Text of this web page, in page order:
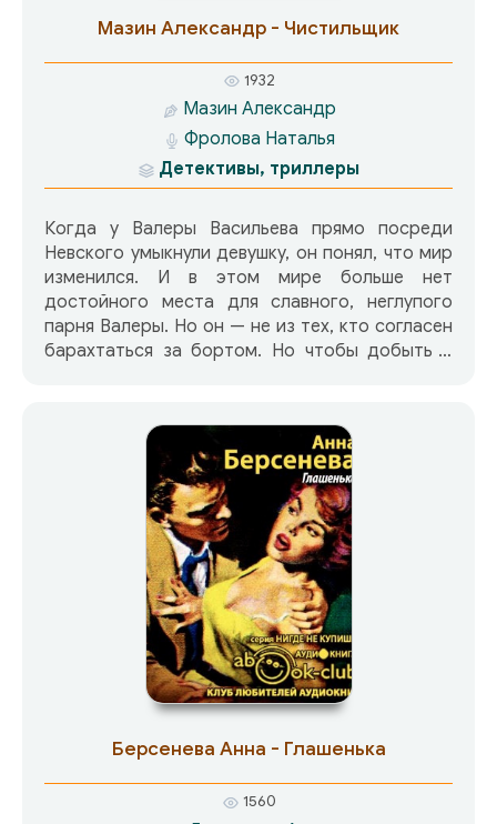
Мазин Александр - Чистильщик
1932
Мазин Александр
Фролова Наталья
Детективы, триллеры
Когда у Валеры Васильева прямо посреди
Невского умыкнули девушку, он понял, что мир
изменился. И в этом мире больше нет
достойного места для славного, неглупого
парня Валеры. Но он — не из тех, кто согласен
барахтаться за бортом. Но чтобы добыть и
драться насмерть.
Берсенева Анна - Глашенька
1560